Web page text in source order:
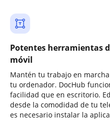
Potentes herramientas
móvil
Mantén tu trabajo en
tu ordenador. DocHub
facilidad que en escritorio.
desde la comodidad de tu
es necesario instalar la